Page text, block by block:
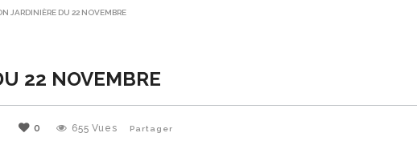
JARDINIÈRE DU 22 NOVEMBRE
22 NOVEMBRE
0 655 Vues Partager